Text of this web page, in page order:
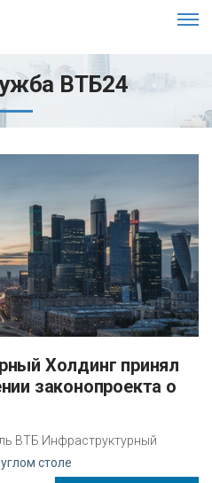
ВТБ24
законопроекта о
ВТБ Инфраструктурный
столе